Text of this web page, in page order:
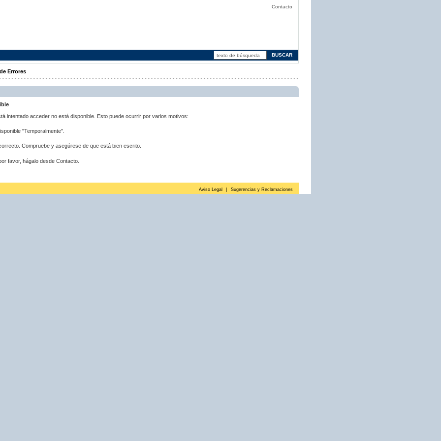
Contacto
Errores
intentado acceder no está disponible. Esto puede ocurrir por varios motivos:
"Temporalmente".
Compruebe y asegúrese de que está bien escrito.
favor, hágalo desde Contacto.
Aviso Legal Sugerencias y Reclamaciones